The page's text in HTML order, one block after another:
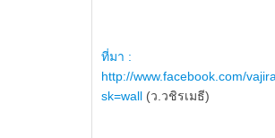
ที่มา :
http://www.facebook.com/
sk=wall (ว.วชิรเมธี)